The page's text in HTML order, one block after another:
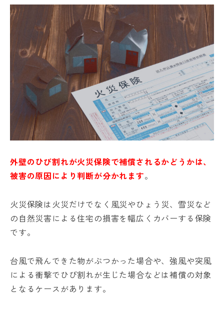
外壁のひび割れが火災保険で補償されるかどうかは、
被害の原因により判断が分かれます。
火災保険は火災だけでなく風災やひょう災、雪災など
の自然災害による住宅の損害を幅広くカバーする保険
です。
台風で飛んできた物がぶつかった場合や、強風や突風
による衝撃でひび割れが生じた場合などは補償の対象
となるケースがあります。